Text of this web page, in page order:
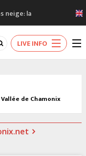
neige: la
visiter le nouveau
3 personnes sont
LIVE INFO
de Chamonix